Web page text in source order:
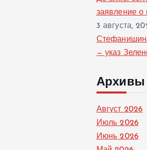
заявление о
3 августа,
— указ
Архивы
Август 2026
Июль 2026
Июнь 2026